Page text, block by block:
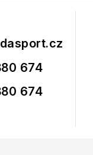
674
674